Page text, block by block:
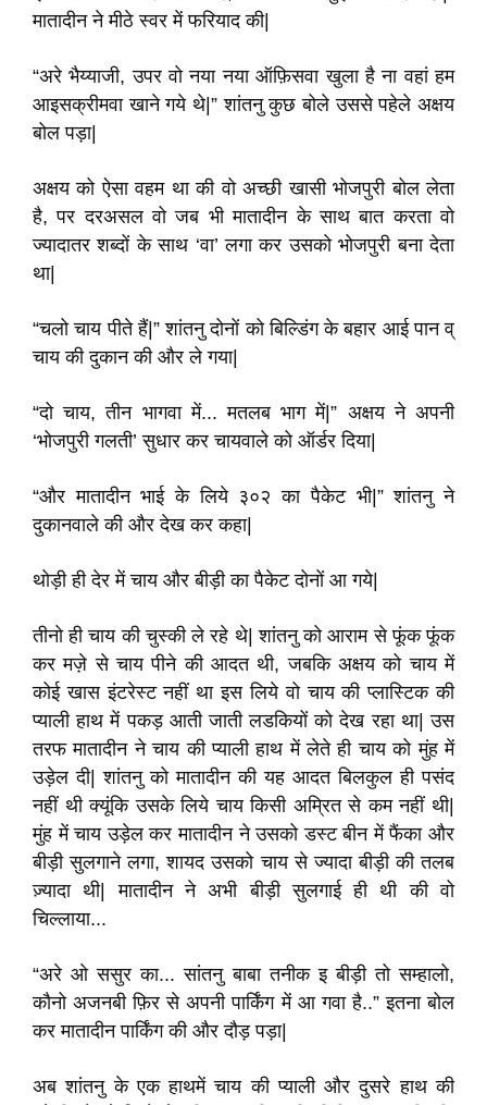
मातादीन ने मीठे स्वर में फरियाद की|
“अरे भैय्याजी, उपर वो नया नया ऑफ़िसवा खुला है ना वहां हम
आइसक्रीमवा खाने गये थे|” शांतनु कुछ बोले उससे पहेले अक्षय
बोल पड़ा|
अक्षय को ऐसा वहम था की वो अच्छी खासी भोजपुरी बोल लेता
है, पर दरअसल वो जब भी मातादीन के साथ बात करता वो
ज्यादातर शब्दों के साथ ‘वा’ लगा कर उसको भोजपुरी बना देता
था|
“चलो चाय पीते हैं|” शांतनु दोनों को बिल्डिंग के बहार आई पान व्
चाय की दुकान की और ले गया|
“दो चाय, तीन भागवा में... मतलब भाग में|” अक्षय ने अपनी
‘भोजपुरी गलती’ सुधार कर चायवाले को ऑर्डर दिया|
“और मातादीन भाई के लिये ३०२ का पैकेट भी|” शांतनु ने
दुकानवाले की और देख कर कहा|
थोड़ी ही देर में चाय और बीड़ी का पैकेट दोनों आ गये|
तीनो ही चाय की चुस्की ले रहे थे| शांतनु को आराम से फूंक फूंक
कर मज़े से चाय पीने की आदत थी, जबकि अक्षय को चाय में
कोई खास इंटरेस्ट नहीं था इस लिये वो चाय की प्लास्टिक की
प्याली हाथ में पकड़ आती जाती लडकियों को देख रहा था| उस
तरफ मातादीन ने चाय की प्याली हाथ में लेते ही चाय को मुंह में
उड़ेल दी| शांतनु को मातादीन की यह आदत बिलकुल ही पसंद
नहीं थी क्यूंकि उसके लिये चाय किसी अम्रित से कम नहीं थी|
मुंह में चाय उड़ेल कर मातादीन ने उसको डस्ट बीन में फैंका और
बीड़ी सुलगाने लगा, शायद उसको चाय से ज्यादा बीड़ी की तलब
ज़्यादा थी| मातादीन ने अभी बीड़ी सुलगाई ही थी की वो
चिल्लाया...
“अरे ओ ससुर का... सांतनु बाबा तनीक इ बीड़ी तो सम्हालो,
कौनो अजनबी फ़िर से अपनी पार्किंग में आ गवा है..” इतना बोल
कर मातादीन पार्किंग की और दौड़ पड़ा|
अब शांतनु के एक हाथमें चाय की प्याली और दुसरे हाथ की